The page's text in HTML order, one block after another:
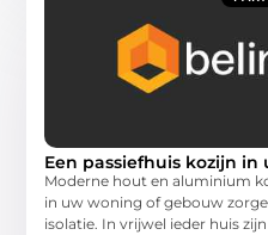
Een passiefhuis kozijn
Moderne hout en aluminium
in uw woning of gebouw
isolatie. In vrijwel ieder huis